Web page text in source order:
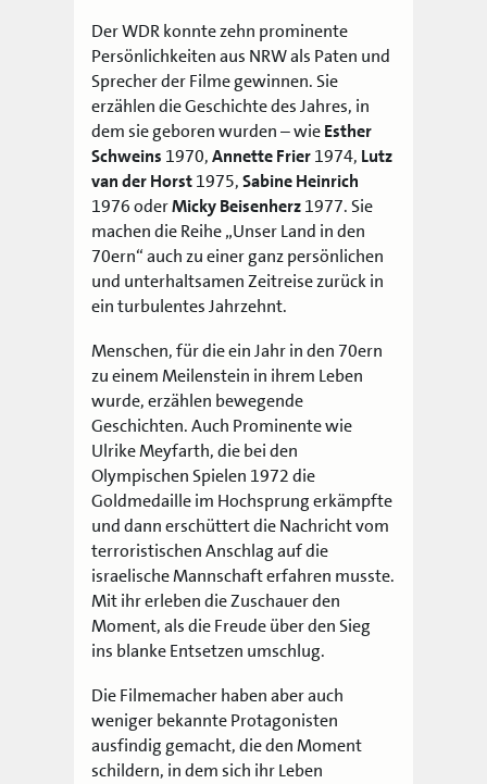
Der WDR konnte zehn prominente
Persönlichkeiten aus NRW als Paten und
Sprecher der Filme gewinnen. Sie
erzählen die Geschichte des Jahres, in
dem sie geboren wurden – wieEsther
Schweins 1970,Annette Frier1974, Lutz
van der Horst1975,Sabine Heinrich
1976 oderMicky Beisenherz1977. Sie
machen die Reihe „Unser Land in den
70ern“ auch zu einer ganz persönlichen
und unterhaltsamen Zeitreise zurück in
ein turbulentes Jahrzehnt.
Menschen, für die ein Jahr in den 70ern
zu einem Meilenstein in ihrem Leben
wurde, erzählen bewegende
Geschichten. Auch Prominente wie
Ulrike Meyfarth, die bei den
Olympischen Spielen 1972 die
Goldmedaille im Hochsprung erkämpfte
und dann erschüttert die Nachricht vom
terroristischen Anschlag auf die
israelische Mannschaft erfahren musste.
Mit ihr erleben die Zuschauer den
Moment, als die Freude über den Sieg
ins blanke Entsetzen umschlug.
Die Filmemacher haben aber auch
weniger bekannte Protagonisten
ausfindig gemacht, die den Moment
schildern, in dem sich ihr Leben